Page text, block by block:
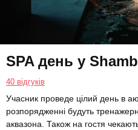
SPA день у
40 відгуків
Учасник проведе цілий день в
розпорядженні будуть
аквазона. Також на гостя